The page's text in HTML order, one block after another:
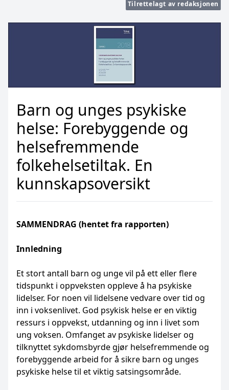
Tilrettelagt av redaksjonen
Barn og unges psykiske
helse: Forebyggende og
helsefremmende
folkehelsetiltak. En
kunnskapsoversikt
SAMMENDRAG (hentet fra rapporten)
Innledning
Et stort antall barn og unge vil på ett eller flere
tidspunkt i oppveksten oppleve å ha psykiske
lidelser. For noen vil lidelsene vedvare over tid og
inn i voksenlivet. God psykisk helse er en viktig
ressurs i oppvekst, utdanning og inn i livet som
ung voksen. Omfanget av psykiske lidelser og
tilknyttet sykdomsbyrde gjør helsefremmende og
forebyggende arbeid for å sikre barn og unges
psykiske helse til et viktig satsingsområde.